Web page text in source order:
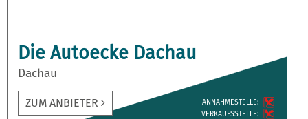
Die Autoecke Dachau
Dachau
ZUM ANBIETER
ANNAH­MESTELLE:
VERKAUFS­STELLE: